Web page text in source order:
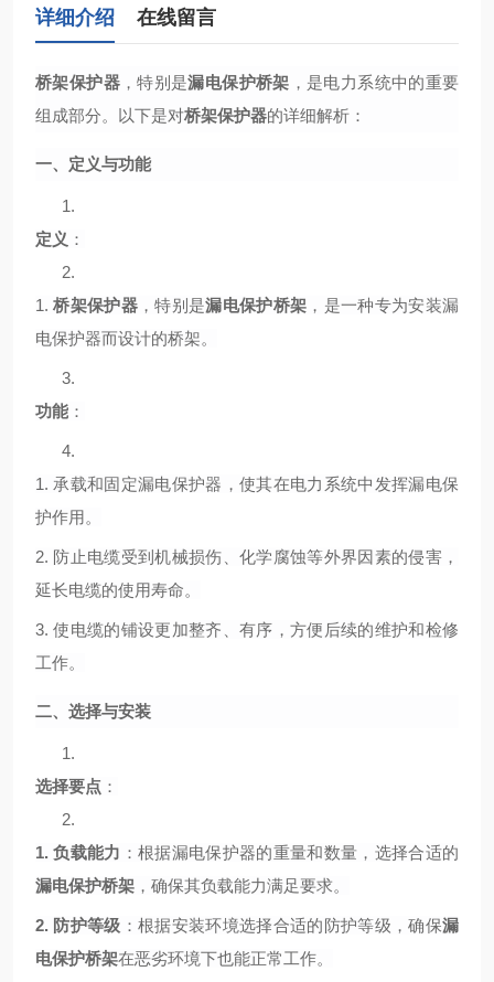
详细介绍 在线留言
桥架保护器，特别是漏电保护桥架 ，是电力系统中的重要
组成部分。以下是对桥架保护器的详细解析：
一、定义与功能
1.
定义 ：
2.
1.桥架保护器 ，特别是漏电保护桥架 ，是一种专为安装漏
电保护器而设计的桥架。
3.
功能 ：
4.
1. 承载和固定漏电保护器，使其在电力系统中发挥漏电保
护作用。
2. 防止电缆受到机械损伤、化学腐蚀等外界因素的侵害，
延长电缆的使用寿命。
3.使电缆的铺设更加整齐、有序，方便后续的维护和检修
工作。
二、选择与安装
1.
选择要点 ：
2.
1.负载能力 ：根据漏电保护器的重量和数量，选择合适的
漏电保护桥架 ，确保其负载能力满足要求。
2. 防护等级 ：根据安装环境选择合适的防护等级，确保漏
电保护桥架在恶劣环境下也能正常工作。